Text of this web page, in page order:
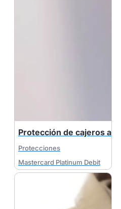
Protección de cajeros
Protecciones
Mastercard Platinum Debit